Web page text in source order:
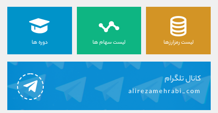
لیست رمزارزها لیست سهام ها دوره ها
کانال تلگرام
alirezamehrabi_com